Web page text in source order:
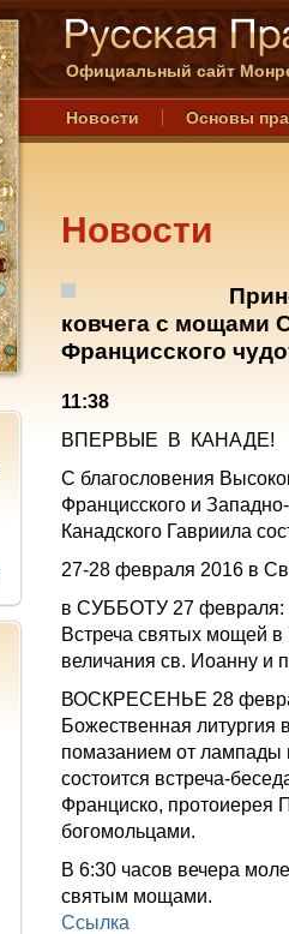
Официальный сайт
Новости Основы
Новости
ковчега с мощами
Францисского
11:38
ВПЕРВЫЕ В КАНАДЕ!
C благословения
Францисского и
Канадского Гавриила
27-28 февраля 2016 в
в CУББОТУ 27 февраля:
Встреча святых мощей
величания св. Иоанну и
ВОСКРЕСЕНЬЕ 28
Божественная литургия
помазанием от лампады
состоится встреча-
Франциско, протоиерея
богомольцами.
В 6:30 часов вечера
святым мощами.
Ссылка